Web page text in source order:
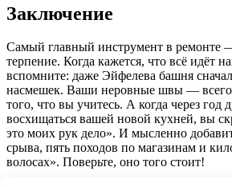
Заключение
Самый главный инструмент в ремонте
терпение. Когда кажется, что всё идёт
вспомните: даже Эйфелева башня
насмешек. Ваши неровные швы — всего
того, что вы учитесь. А когда через год
восхищаться вашей новой кухней, вы
это моих рук дело». И мысленно
срыва, пять походов по магазинам и
волосах». Поверьте, оно того стоит!